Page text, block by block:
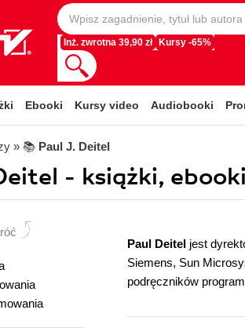
Inż. zwrotna 39,90 zł Kursy -65%
Ebooki Kursy video Audiobooki
» 📚 Paul J. Deitel
- książki, ebooki
Paul Deitel jest
Siemens, Sun
podręczników